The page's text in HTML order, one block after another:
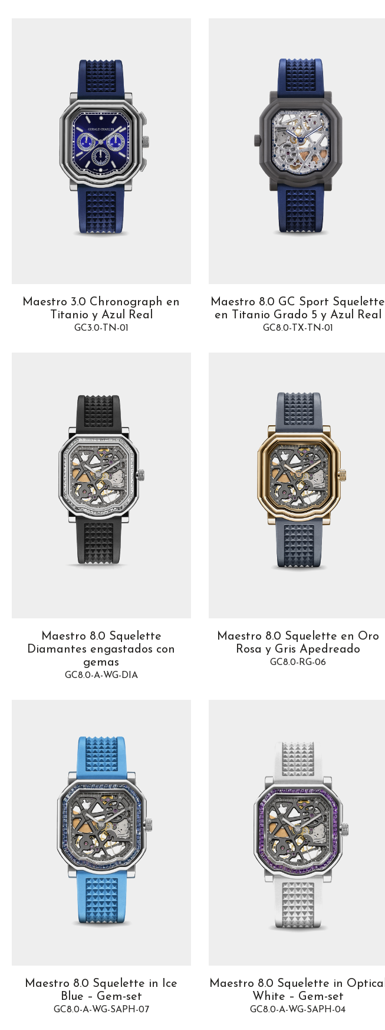
Maestro 3.0 Chronograph en
Titanio y Azul Real
GC3.0-TN-01
Maestro 8.0 GC Sport Squelette
en Titanio Grado 5 y Azul Real
GC8.0-TX-TN-01
Maestro 8.0 Squelette
Diamantes engastados con
gemas
GC8.0-A-WG-DIA
Maestro 8.0 Squelette en Oro
Rosa y Gris Apedreado
GC8.0-RG-06
Maestro 8.0 Squelette in Ice
Blue – Gem-set
GC8.0-A-WG-SAPH-07
Maestro 8.0 Squelette in Optical
White – Gem-set
GC8.0-A-WG-SAPH-04